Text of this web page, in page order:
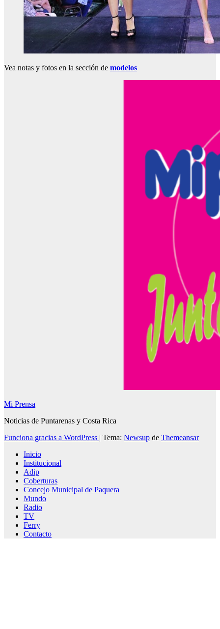
Vea notas y fotos en la sección de modelos
Mi Prensa
Noticias de Puntarenas y Costa Rica
Funciona gracias a WordPress | Tema: Newsup de Themeansar
Inicio
Institucional
Adip
Coberturas
Concejo Municipal de Paquera
Mundo
Radio
TV
Ferry
Contacto